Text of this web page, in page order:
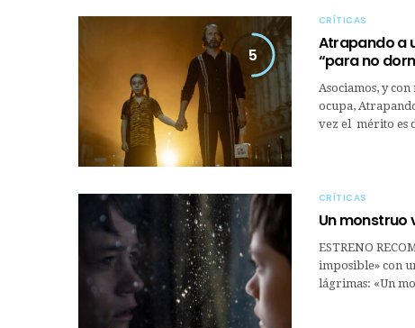
5
CRÍTICAS
Atrapando a
“para no
Asociamos, y
ocupa,
vez el mérito es
CRÍTICAS
Un monstruo
ESTRENO
imposible» con
lágrimas: «Un